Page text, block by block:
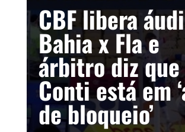
CBF libera
Bahia x Fla e
árbitro diz que
Conti está em
de bloqueio’